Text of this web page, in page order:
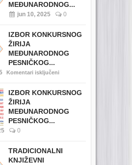
MEĐUNARODNOG...
jun 10, 2025 0
IZBOR KONKURSNOG
ŽIRIJA
MEĐUNARODNOG
PESNIČKOG...
Komentari isključeni
IZBOR KONKURSNOG
ŽIRIJA
MEĐUNARODNOG
PESNIČKOG...
0
TRADICIONALNI
KNJIŽEVNI